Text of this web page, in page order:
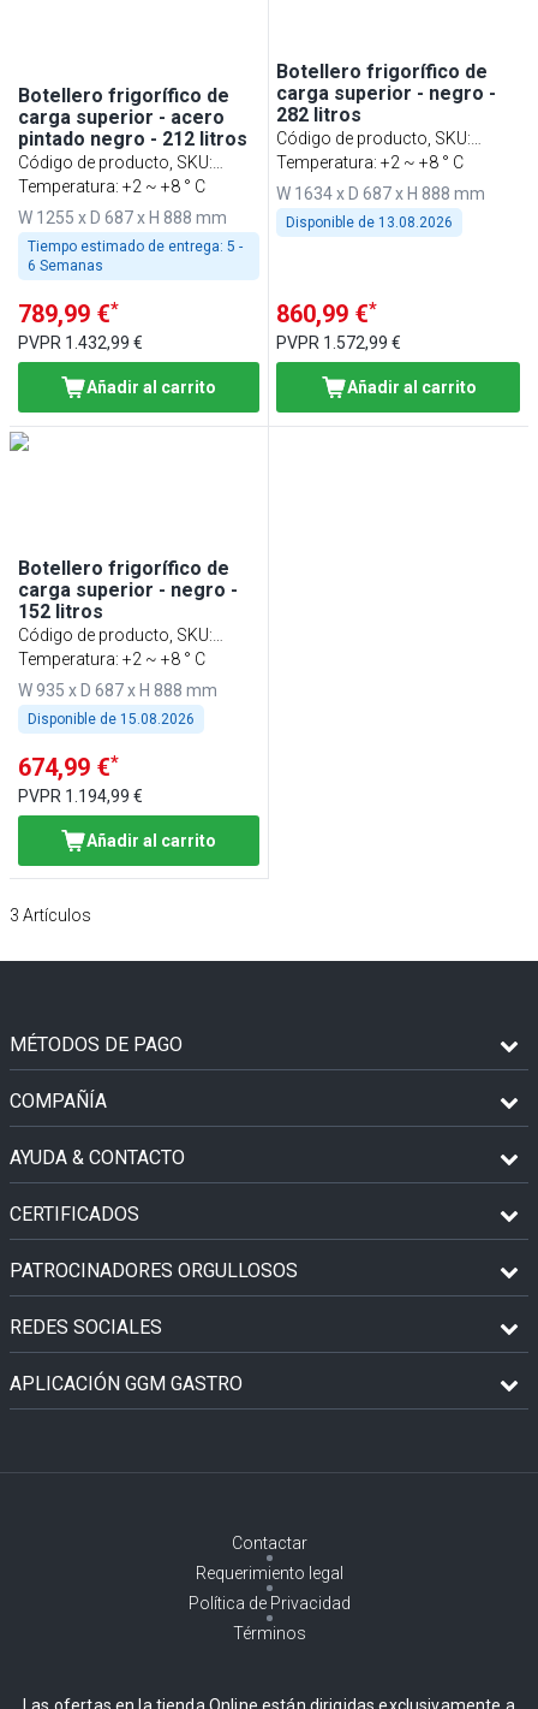
Botellero frigorífico de
carga superior - acero
pintado negro - 212 litros
Código de producto, SKU:
FKTH417
Temperatura: +2 ~ +8 ° C
W 1255 x D 687 x H 888 mm
Tiempo estimado de entrega: 5 -
6 Semanas
789,99 €*
PVPR 1.432,99 €
Añadir al carrito
Botellero frigorífico de
carga superior - negro -
282 litros
Código de producto, SKU:
FKTH577
Temperatura: +2 ~ +8 ° C
W 1634 x D 687 x H 888 mm
Disponible de 13.08.2026
860,99 €*
PVPR 1.572,99 €
Añadir al carrito
Botellero frigorífico de
carga superior - negro -
152 litros
Código de producto, SKU:
FKTH279
Temperatura: +2 ~ +8 ° C
W 935 x D 687 x H 888 mm
Disponible de 15.08.2026
674,99 €*
PVPR 1.194,99 €
Añadir al carrito
3 Artículos
MÉTODOS DE PAGO
COMPAÑÍA
AYUDA & CONTACTO
CERTIFICADOS
PATROCINADORES ORGULLOSOS
REDES SOCIALES
APLICACIÓN GGM GASTRO
Contactar
Requerimiento legal
Política de Privacidad
Términos